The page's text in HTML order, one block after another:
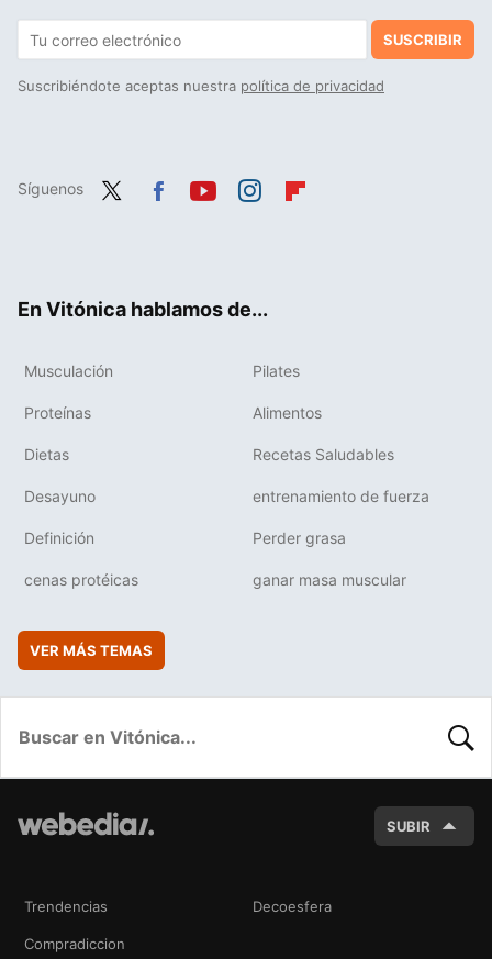
SUSCRIBIR
Suscribiéndote aceptas nuestra política de privacidad
Síguenos
En Vitónica hablamos de...
Musculación Pilates
Proteínas Alimentos
Dietas Recetas Saludables
Desayuno entrenamiento de fuerza
Definición Perder grasa
cenas protéicas ganar masa muscular
VER MÁS TEMAS
SUBIR
Trendencias Decoesfera
Compradiccion